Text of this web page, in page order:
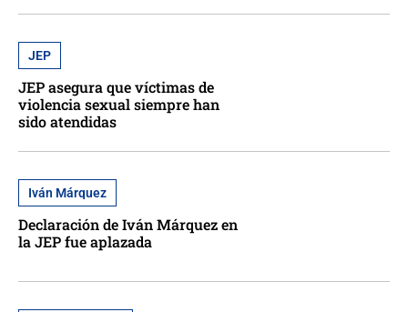
JEP
JEP asegura que víctimas de
violencia sexual siempre han
sido atendidas
Iván Márquez
Declaración de Iván Márquez en
la JEP fue aplazada